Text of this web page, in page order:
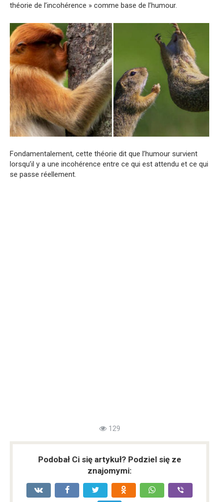
théorie de l’incohérence » comme base de l’humour.
Fondamentalement, cette théorie dit que l’humour survient
lorsqu’il y a une incohérence entre ce qui est attendu et ce qui
se passe réellement.
129
Podobał Ci się artykuł? Podziel się ze
znajomymi: